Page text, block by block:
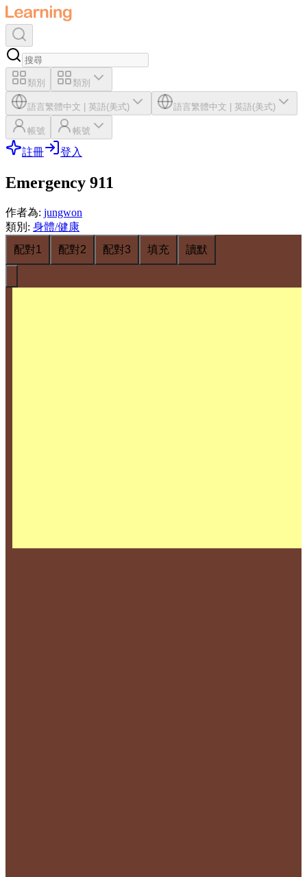
類別 類別
語言繁體中文 英語(美式) 語言繁體中文 英語(美式)
帳號 帳號
註冊 登入
Emergency 911
作者為: jungwon
類別 : 身體/健康
配對1
配對2 配對3 填充 讀默